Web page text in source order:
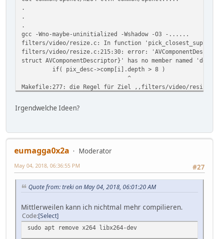
.
.
.
gcc -Wno-maybe-uninitialized -Wshadow -O3 -......
filters/video/resize.c: In function
filters/video/resize.c:215:30: error:
struct AVComponentDescriptor}' has no member named
if( pix_desc->comp[i].depth > 8 )
^
Makefile:277: die Regel für Ziel ,,filters/video/
Irgendwelche Ideen?
eumagga0x2a
Moderator
#27
May 04, 2018, 06:36:55 PM
Quote from: treki on May 04, 2018, 06:01:20 AM
Mittlerweilen kann ich nichtmal mehr compilieren.
Code Select
sudo apt remove x264 libx264-dev